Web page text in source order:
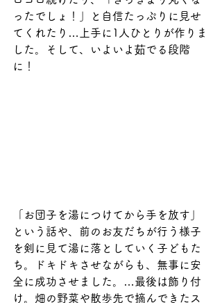
ったでしょ！」と自信たっぷりに見せ
てくれたり…上手に1人ひとりが作りま
した。そして、いよいよ茹でる段階
に！
「お団子を湯につけてから手を放す」
という話や、前のお友だちが行う様子
を剣に見て湯に落としていく子どもた
ち。ドキドキさせながらも、無事に安
全に成功させました。…最後は飾り付
け。畑の野菜や散歩先で摘んできたス